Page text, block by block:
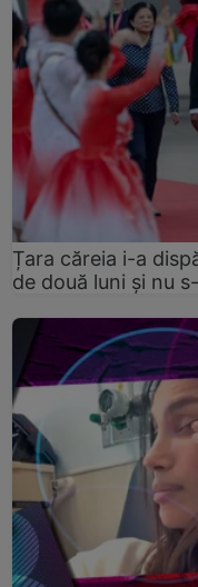
Țara căreia i-a
de două luni și nu